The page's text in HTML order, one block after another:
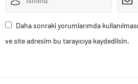
Daha sonraki yorumlarımda
ve site adresim bu tarayıcıya kaydedilsin.